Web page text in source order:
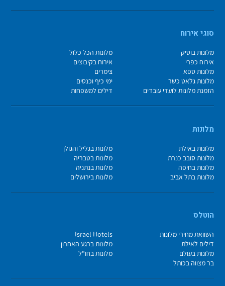
סוגי אירוח
מלונות בוטיק
מלונות הכל כלול
אירוח כפרי
אירוח בקיבוצים
מלונות ספא
צימרים
מלונות גלאט כשר
ימי כיף וכנסים
הזמנת מלונות לועדי עובדים
דילים למשפחות
מלונות
מלונות באילת
מלונות בגליל והגולן
מלונות סובב כנרת
מלונות בטבריה
מלונות בחיפה
מלונות בנתניה
מלונות בתל אביב
מלונות בירושלים
הוטלס
השוואת מחירי מלונות
Israel Hotels
דילים לאילת
מלונות ברגע האחרון
מלונות בעולם
מלונות בחו"ל
בר מצווה בכותל